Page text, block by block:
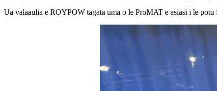
Ua valaaulia e ROYPOW tagata uma o le ProMAT e asiasi i le potu